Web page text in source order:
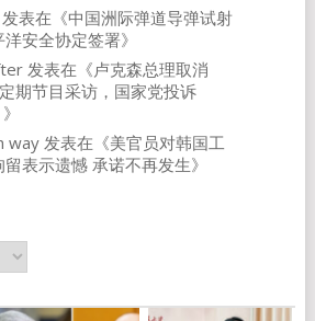
发表在《中国洲际弹道导弹试射
洋安全协定签署》
发表在《卢克森总理取消
期节目采访，国家党投诉
》
way发表在《美官员对韩国工
留表示遗憾 承诺不再发生》